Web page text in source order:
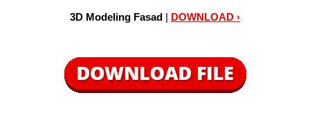
3D Modeling Fasad | DOWNLOAD ›